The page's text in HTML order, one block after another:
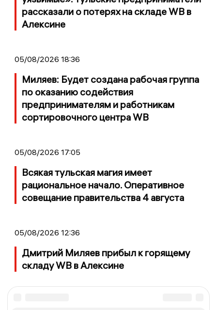
рассказали о потерях на складе WB в
Алексине
05/08/2026 18:36
Миляев: Будет создана рабочая группа
по оказанию содействия
предпринимателям и работникам
сортировочного центра WB
05/08/2026 17:05
Всякая тульская магия имеет
рациональное начало. Оперативное
совещание правительства 4 августа
05/08/2026 12:36
Дмитрий Миляев прибыл к горящему
складу WB в Алексине